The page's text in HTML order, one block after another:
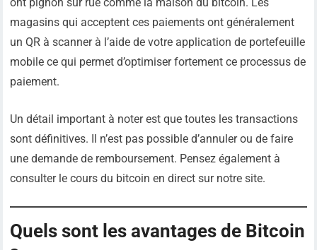
magasins qui acceptent ces paiements ont généralement
un QR à scanner à l’aide de votre application de portefeuille
mobile ce qui permet d’optimiser fortement ce processus de
paiement.
Un détail important à noter est que toutes les transactions
sont définitives. Il n’est pas possible d’annuler ou de faire
une demande de remboursement. Pensez également à
consulter le cours du bitcoin en direct sur notre site.
Quels sont les avantages de Bitcoin